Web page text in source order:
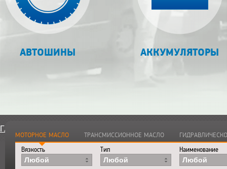
АВТОШИНЫ АККУМУЛЯТОРЫ
Главная
МОТОРНОЕ МАСЛО ТРАНСМИССИОННОЕ МАСЛО
Вязкость
Любой
Тип
Любой
Наименование
Любой